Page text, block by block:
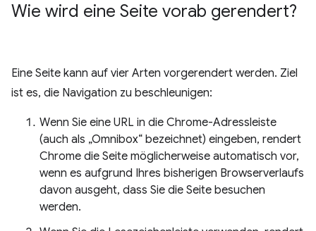
Wie wird eine Seite vorab gerendert?
Eine Seite kann auf vier Arten vorgerendert werden. Ziel
ist es, die Navigation zu beschleunigen:
Wenn Sie eine URL in die Chrome-Adressleiste
(auch als „Omnibox“ bezeichnet) eingeben, rendert
Chrome die Seite möglicherweise automatisch vor,
wenn es aufgrund Ihres bisherigen Browserverlaufs
davon ausgeht, dass Sie die Seite besuchen
werden.